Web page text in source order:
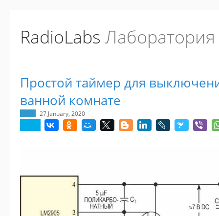
RadioLabs
Простой таймер для
ванной комнате
27 January, 2020